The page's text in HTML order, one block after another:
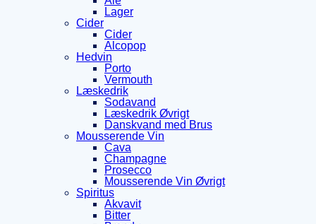
Lager
Cider
Cider
Alcopop
Hedvin
Porto
Vermouth
Læskedrik
Sodavand
Læskedrik Øvrigt
Danskvand med Brus
Mousserende Vin
Cava
Champagne
Prosecco
Mousserende Vin Øvrigt
Spiritus
Akvavit
Bitter